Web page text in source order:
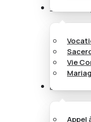
Vocations
Vie
Appel aux
Appel